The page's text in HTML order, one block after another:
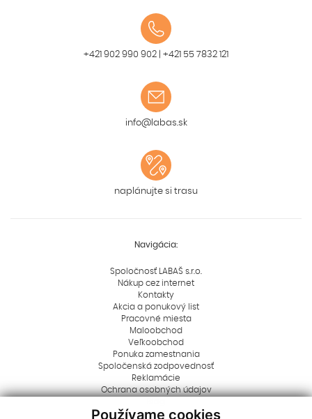
Používame cookies
+421 902 990 902 +421 55 7832 121
info@labas.sk
naplánujte si trasu
Navigácia:
Spoločnosť LABAŠ s.r.o.
Nákup cez internet
Kontakty
Akcia a ponukový list
Pracovné miesta
Maloobchod
Veľkoobchod
Ponuka zamestnania
Spoločenská zodpovednosť
Reklamácie
Ochrana osobných údajov
Rady a tipy